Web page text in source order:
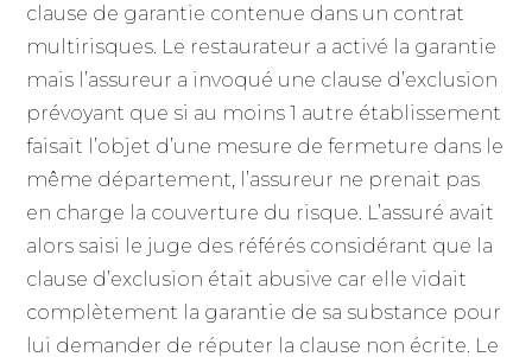
clause de garantie contenue dans un contrat
multirisques. Le restaurateur a activé la garantie
mais l’assureur a invoqué une clause d’exclusion
prévoyant que si au moins 1 autre établissement
faisait l’objet d’une mesure de fermeture dans le
même département, l’assureur ne prenait pas
en charge la couverture du risque. L’assuré avait
alors saisi le juge des référés considérant que la
clause d’exclusion était abusive car elle vidait
complètement la garantie de sa substance pour
lui demander de réputer la clause non écrite. Le